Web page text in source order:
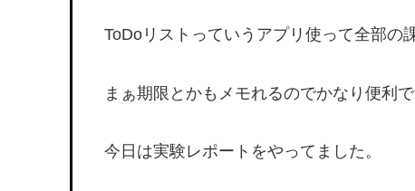
ToDoリストっていうアプリ使って全部の
まぁ期限とかもメモれるのでかなり便利で
今日は実験レポートをやってました。